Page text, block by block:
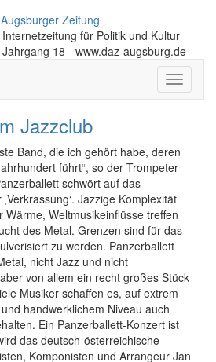
Zeitung
für Politik und Kultur
18 - www.daz-augsburg.de
Toggle
Jazzclub
Band, die ich gehört habe, deren
führt“, so der Trompeter
schwört auf das
Jazzige Komplexität
Wärme, Weltmusikeinflüsse treffen
des Metal. Grenzen sind für das
zu werden. Panzerballett
nicht Jazz und nicht
von allem ein recht großes Stück
Musiker schaffen es, auf extrem
handwerklichem Niveau auch
Ein Panzerballett-Konzert ist
das deutsch-österreichische
Komponisten und Arrangeur Jan